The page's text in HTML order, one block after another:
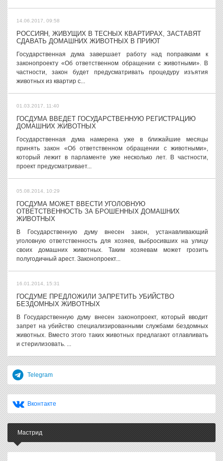
14.06.2017, 09:58
РОССИЯН, ЖИВУЩИХ В ТЕСНЫХ КВАРТИРАХ, ЗАСТАВЯТ
СДАВАТЬ ДОМАШНИХ ЖИВОТНЫХ В ПРИЮТ
Государственная дума завершает работу над поправками к
законопроекту «Об ответственном обращении с животными». В
частности, закон будет предусматривать процедуру изъятия
животных из квартир с...
01.03.2017, 11:40
ГОСДУМА ВВЕДЕТ ГОСУДАРСТВЕННУЮ РЕГИСТРАЦИЮ
ДОМАШНИХ ЖИВОТНЫХ
Государственная дума намерена уже в ближайшие месяцы
принять закон «Об ответственном обращении с животными»,
который лежит в парламенте уже несколько лет. В частности,
проект предусматривает...
05.08.2014, 10:29
ГОСДУМА МОЖЕТ ВВЕСТИ УГОЛОВНУЮ
ОТВЕТСТВЕННОСТЬ ЗА БРОШЕННЫХ ДОМАШНИХ
ЖИВОТНЫХ
В Государственную думу внесен закон, устанавливающий
уголовную ответственность для хозяев, выбросивших на улицу
своих домашних животных. Таким хозяевам может грозить
полугодичный арест. Законопроект...
16.01.2014, 15:31
ГОСДУМЕ ПРЕДЛОЖИЛИ ЗАПРЕТИТЬ УБИЙСТВО
БЕЗДОМНЫХ ЖИВОТНЫХ
В Государственную думу внесен законопроект, который вводит
запрет на убийство специализированными службами бездомных
животных. Вместо этого таких животных предлагают отлавливать
и стерилизовать. ...
Telegram
Вконтакте
Мастрид